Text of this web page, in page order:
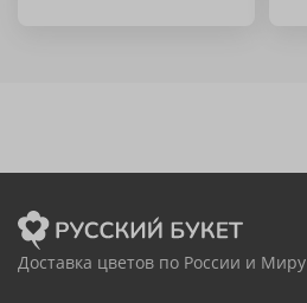
Доставка цветов по России и Миру